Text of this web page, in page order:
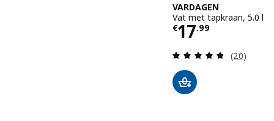
VARDAGEN
Vat met tapkraan, 5.0 l
€17.99
Prijs € 17.99
(20)